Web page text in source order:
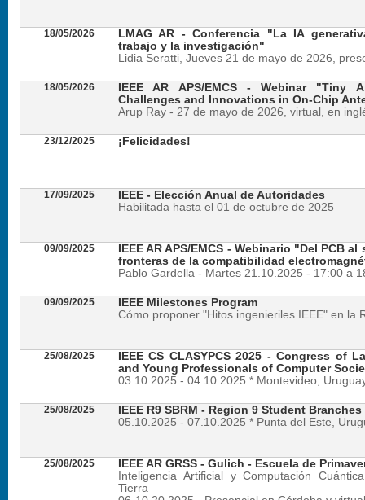
18/05/2026
LMAG AR - Conferencia "La IA
trabajo y la investigación"
Lidia Seratti, Jueves 21 de mayo de 2026,
18/05/2026
IEEE AR APS/EMCS - Webinar "Tiny
Challenges and Innovations in On-Chip
Arup Ray - 27 de mayo de 2026, virtual, en
23/12/2025 ¡Felicidades!
17/09/2025
IEEE - Elección Anual de Autoridades
Habilitada hasta el 01 de octubre de 2025
09/09/2025
IEEE AR APS/EMCS - Webinario "Del PCB
fronteras de la compatibilidad
Pablo Gardella - Martes 21.10.2025 - 17:00 a
09/09/2025
IEEE Milestones Program
Cómo proponer "Hitos ingenieriles IEEE" en la
25/08/2025
IEEE CS CLASYPCS 2025 - Congress of
and Young Professionals of Computer
03.10.2025 - 04.10.2025 * Montevideo,
25/08/2025
IEEE R9 SBRM - Region 9 Student
05.10.2025 - 07.10.2025 * Punta del Este,
25/08/2025
IEEE AR GRSS - Gulich - Escuela de
Inteligencia Artificial y Computación
Tierra